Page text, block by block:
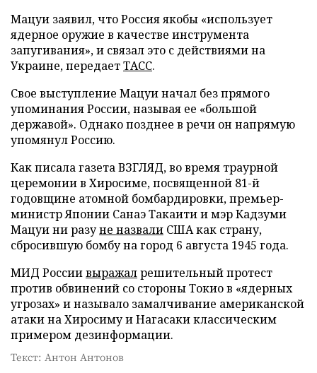
Мацуи заявил, что Россия якобы «использует
ядерное оружие в качестве инструмента
запугивания», и связал это с действиями на
Украине, передаетТАСС.
Свое выступление Мацуи начал без прямого
упоминания России, называя ее «большой
державой». Однако позднее в речи он напрямую
упомянул Россию.
Как писала газета ВЗГЛЯД, во время траурной
церемонии в Хиросиме, посвященной 81-й
годовщине атомной бомбардировки, премьер-
министр Японии Санаэ Такаити и мэр Кадзуми
Мацуи ни разуне назвали США как страну,
сбросившую бомбу на город 6 августа 1945 года.
МИД Россиивыражалрешительный протест
против обвинений со стороны Токио в «ядерных
угрозах» и называло замалчивание американской
атаки на Хиросиму и Нагасаки классическим
примером дезинформации.
Текст: Антон Антонов